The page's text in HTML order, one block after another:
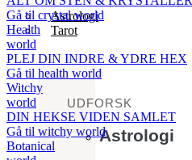
Astrologi
Tarot
UDFORSK
Astrologi
Gå til crystal world
Health
world
PLEJ DIN INDRE & YDRE HEX
Gå til health world
Witchy
world
DIN HEKSE VIDEN SAMLET
Gå til witchy world
Botanical